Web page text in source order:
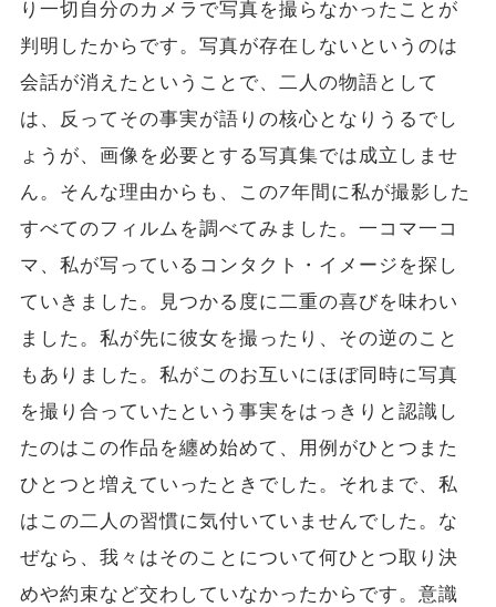
り一切自分のカメラで写真を撮らなかったことが
判明したからです。写真が存在しないというのは
会話が消えたということで、二人の物語として
は、反ってその事実が語りの核心となりうるでし
ょうが、画像を必要とする写真集では成立しませ
ん。そんな理由からも、この7年間に私が撮影した
すべてのフィルムを調べてみました。一コマ一コ
マ、私が写っているコンタクト・イメージを探し
ていきました。見つかる度に二重の喜びを味わい
ました。私が先に彼女を撮ったり、その逆のこと
もありました。私がこのお互いにほぼ同時に写真
を撮り合っていたという事実をはっきりと認識し
たのはこの作品を纏め始めて、用例がひとつまた
ひとつと増えていったときでした。それまで、私
はこの二人の習慣に気付いていませんでした。な
ぜなら、我々はそのことについて何ひとつ取り決
めや約束など交わしていなかったからです。意識